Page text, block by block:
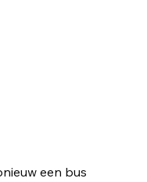
een bus